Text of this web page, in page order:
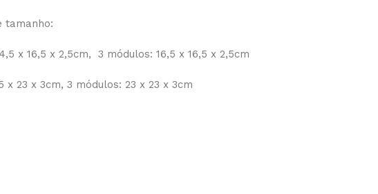
tamanho:
x 16,5 x 2,5cm, 3 módulos: 16,5 x 16,5 x 2,5cm
x 23 x 3cm, 3 módulos: 23 x 23 x 3cm